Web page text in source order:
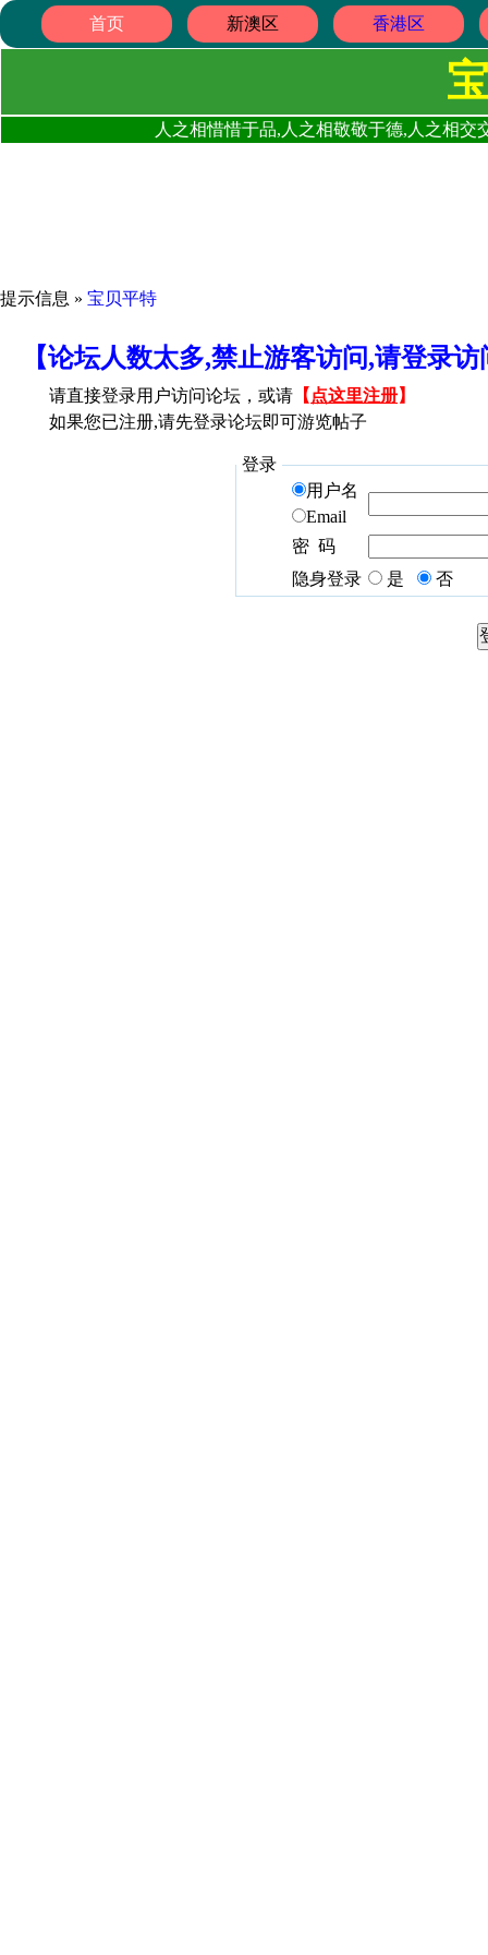
首页 新澳区 香港区
人之相惜惜于品,人之相敬敬于德,人之相
提示信息 » 宝贝平特
【论坛人数太多,禁止游客访问,请登录
请直接登录用户访问论坛，或请 【 点这里注册】
如果您已注册,请先登录论坛即可游览帖子
登录
用户名
Email
密 码
隐身登录
是 否